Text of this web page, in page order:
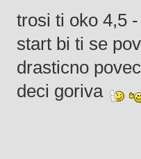
trosi ti oko 4,5
start bi ti se
drasticno
deci goriva